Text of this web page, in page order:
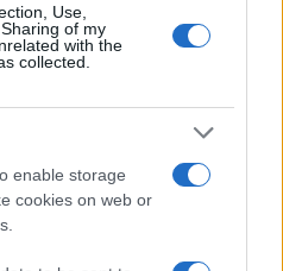
Use,
of my
with the
collected.
enable storage
cookies on web or
προθεσμία για να
– «Είναι αθώα,
όπως και
1: Οι Θεσσαλονικείς
ματς της Τούμπας και
στο Βέλγιο